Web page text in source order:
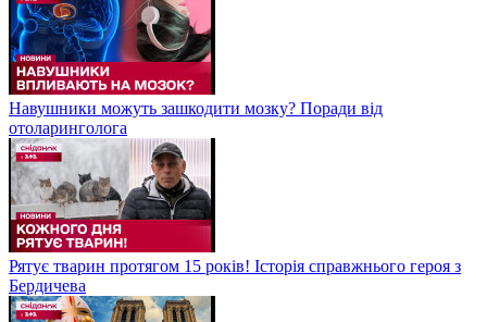
Навушники можуть зашкодити мозку? Поради від
отоларинголога
Рятує тварин протягом 15 років! Історія справжнього героя з
Бердичева